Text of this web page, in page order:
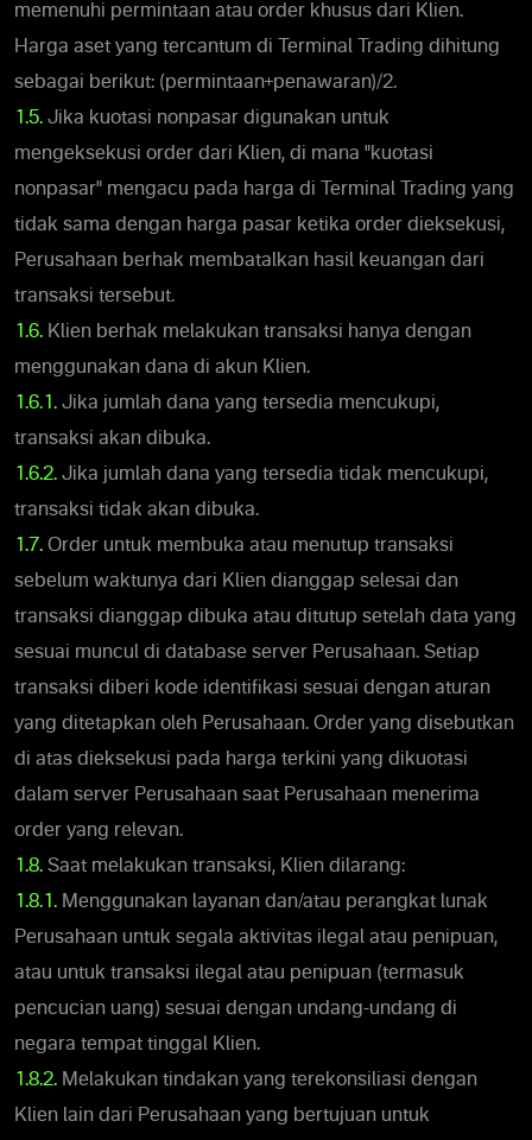
memenuhi permintaan atau order khusus dari Klien.
Harga aset yang tercantum di Terminal Trading dihitung
sebagai berikut: (permintaan+penawaran)/2.
1.5. Jika kuotasi nonpasar digunakan untuk
mengeksekusi order dari Klien, di mana "kuotasi
nonpasar" mengacu pada harga di Terminal Trading yang
tidak sama dengan harga pasar ketika order dieksekusi,
Perusahaan berhak membatalkan hasil keuangan dari
transaksi tersebut.
1.6. Klien berhak melakukan transaksi hanya dengan
menggunakan dana di akun Klien.
1.6.1. Jika jumlah dana yang tersedia mencukupi,
transaksi akan dibuka.
1.6.2. Jika jumlah dana yang tersedia tidak mencukupi,
transaksi tidak akan dibuka.
1.7. Order untuk membuka atau menutup transaksi
sebelum waktunya dari Klien dianggap selesai dan
transaksi dianggap dibuka atau ditutup setelah data yang
sesuai muncul di database server Perusahaan. Setiap
transaksi diberi kode identifikasi sesuai dengan aturan
yang ditetapkan oleh Perusahaan. Order yang disebutkan
di atas dieksekusi pada harga terkini yang dikuotasi
dalam server Perusahaan saat Perusahaan menerima
order yang relevan.
1.8. Saat melakukan transaksi, Klien dilarang:
1.8.1. Menggunakan layanan dan/atau perangkat lunak
Perusahaan untuk segala aktivitas ilegal atau penipuan,
atau untuk transaksi ilegal atau penipuan (termasuk
pencucian uang) sesuai dengan undang-undang di
negara tempat tinggal Klien.
1.8.2. Melakukan tindakan yang terekonsiliasi dengan
Klien lain dari Perusahaan yang bertujuan untuk